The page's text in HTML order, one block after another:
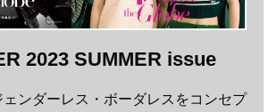
2023 SUMMER issue
ンダーレス・ボーダレスをコンセプ